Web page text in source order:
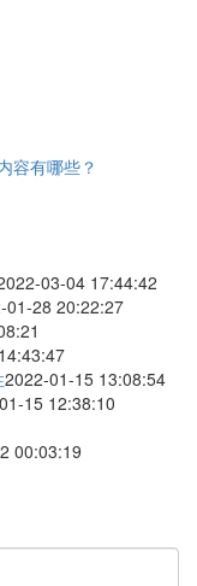
容有哪些？
03-04 17:44:42
01-28 20:22:27
2022-01-15 13:08:54
15 12:38:10
00:03:19